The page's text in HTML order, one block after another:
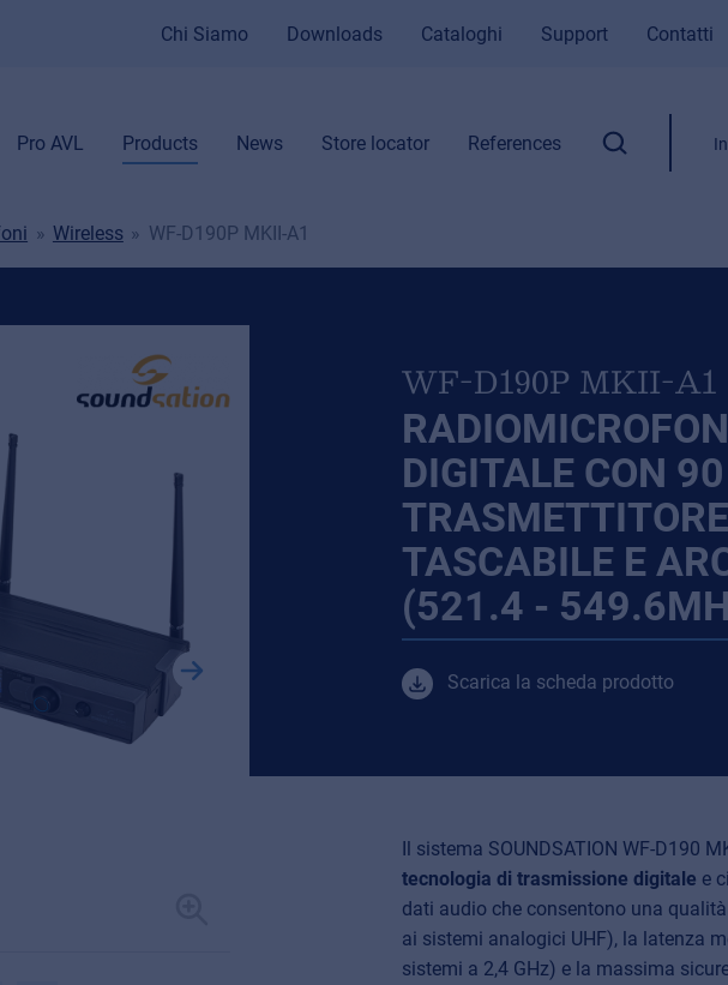
Chi Siamo Downloads Cataloghi Support Contatti
Pro AVL
Products News Store locator References
Wireless WF-D190P MKII-A1
WF-D190P MKII-A1
DIGITALE CON
TRASMETTITORE
TASCABILE E
(521.4 -
Scarica la scheda prodotto
Il sistema SOUNDSATION WF-D190
tecnologia di trasmissione digitale e
dati audio che consentono una
ai sistemi analogici UHF), la latenza
sistemi a 2,4 GHz) e la massima